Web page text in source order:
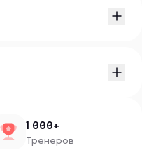
1 000+
Тренеров